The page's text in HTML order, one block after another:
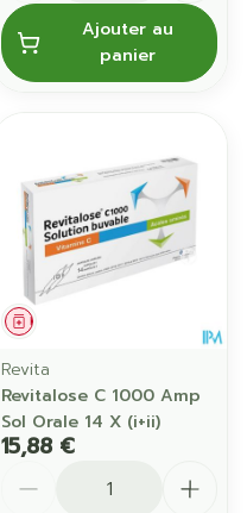
Ajouter au
panier
Médicament
Revita
Revitalose C 1000 Amp
Sol Orale 14 X (i+ii)
15,88 €